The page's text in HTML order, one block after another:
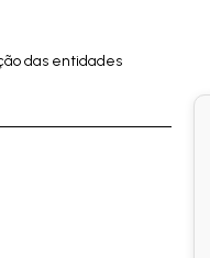
das entidades